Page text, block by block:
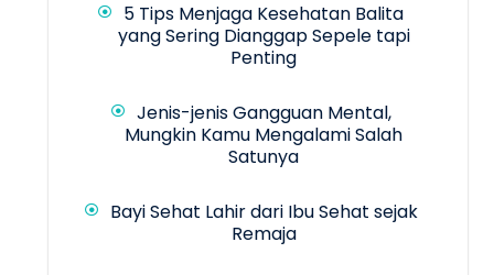
5 Tips Menjaga Kesehatan Balita
yang Sering Dianggap Sepele tapi
Penting
Jenis-jenis Gangguan Mental,
Mungkin Kamu Mengalami Salah
Satunya
Bayi Sehat Lahir dari Ibu Sehat sejak
Remaja